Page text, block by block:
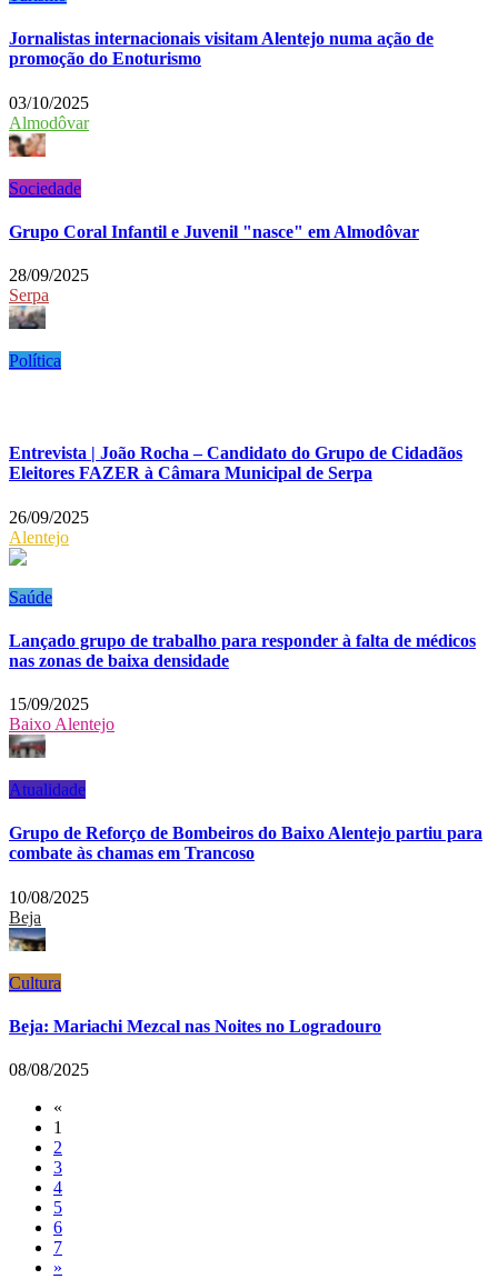
Jornalistas internacionais visitam Alentejo numa ação de
promoção do Enoturismo
03/10/2025
Almodôvar
Sociedade
Grupo Coral Infantil e Juvenil "nasce" em Almodôvar
28/09/2025
Serpa
Política
Entrevista | João Rocha – Candidato do Grupo de Cidadãos
Eleitores FAZER à Câmara Municipal de Serpa
26/09/2025
Alentejo
Saúde
Lançado grupo de trabalho para responder à falta de médicos
nas zonas de baixa densidade
15/09/2025
Baixo Alentejo
Atualidade
Grupo de Reforço de Bombeiros do Baixo Alentejo partiu para
combate às chamas em Trancoso
10/08/2025
Beja
Cultura
Beja: Mariachi Mezcal nas Noites no Logradouro
08/08/2025
«
1
2
3
4
5
6
7
»